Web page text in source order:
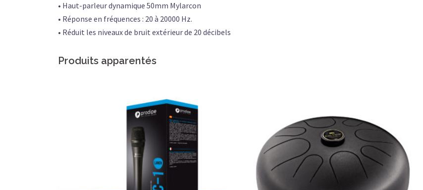
• Haut-parleur dynamique 50mm Mylarcon
• Réponse en fréquences : 20 à 20000 Hz.
• Réduit les niveaux de bruit extérieur de 20 décibels
Produits apparentés